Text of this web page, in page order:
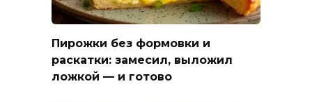
Пирожки без формовки и
раскатки: замесил, выложил
ложкой — и готово